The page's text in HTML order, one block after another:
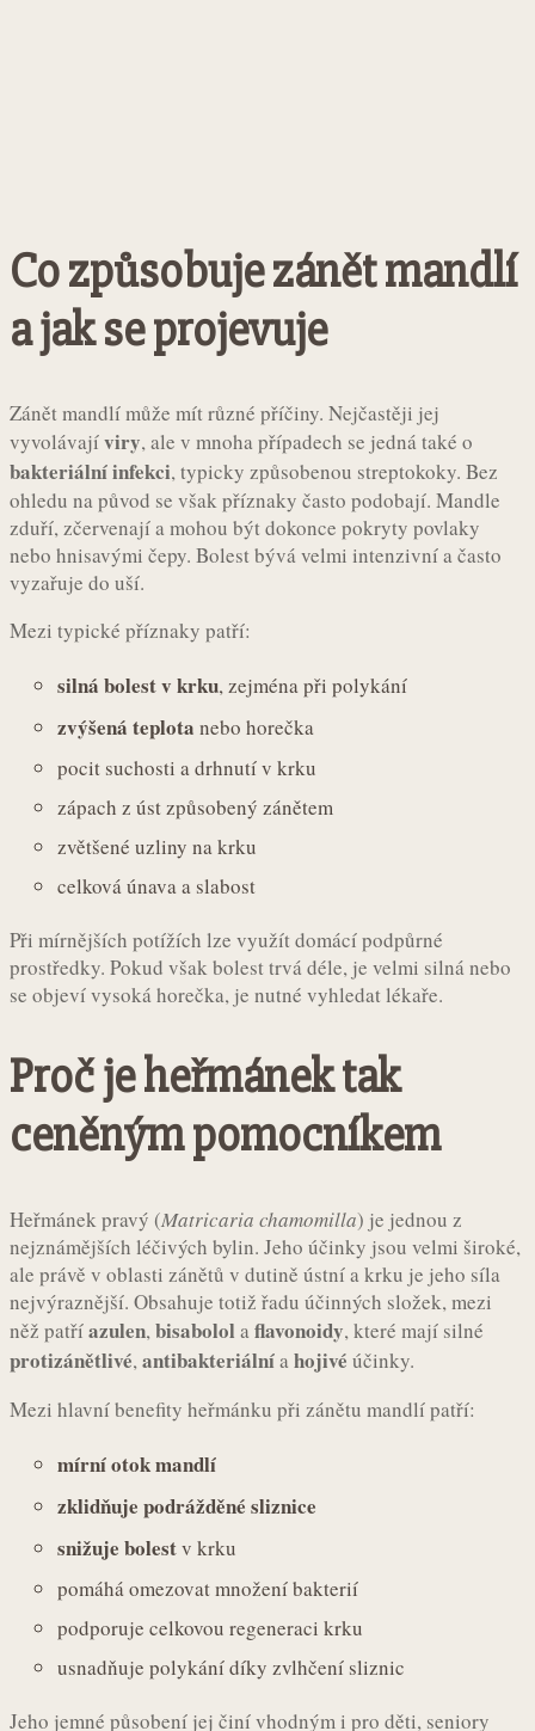
Co způsobuje zánět mandlí
a jak se projevuje
Zánět mandlí může mít různé příčiny. Nejčastěji jej
vyvolávajíviry, ale v mnoha případech se jedná také o
bakteriální infekci, typicky způsobenou streptokoky. Bez
ohledu na původ se však příznaky často podobají. Mandle
zduří, zčervenají a mohou být dokonce pokryty povlaky
nebo hnisavými čepy. Bolest bývá velmi intenzivní a často
vyzařuje do uší.
Mezi typické příznaky patří:
silná bolest v krku, zejména při polykání
zvýšená teplota nebo horečka
pocit suchosti a drhnutí v krku
zápach z úst způsobený zánětem
zvětšené uzliny na krku
celková únava a slabost
Při mírnějších potížích lze využít domácí podpůrné
prostředky. Pokud však bolest trvá déle, je velmi silná nebo
se objeví vysoká horečka, je nutné vyhledat lékaře.
Proč je heřmánek tak
ceněným pomocníkem
Heřmánek pravý (Matricaria chamomilla) je jednou z
nejznámějších léčivých bylin. Jeho účinky jsou velmi široké,
ale právě v oblasti zánětů v dutině ústní a krku je jeho síla
nejvýraznější. Obsahuje totiž řadu účinných složek, mezi
něž patříazulen, bisabolol a flavonoidy, které mají silné
protizánětlivé, antibakteriálnía hojivé účinky.
Mezi hlavní benefity heřmánku při zánětu mandlí patří:
mírní otok mandlí
zklidňuje podrážděné sliznice
snižuje bolestv krku
pomáhá omezovat množení bakterií
podporuje celkovou regeneraci krku
usnadňuje polykání díky zvlhčení sliznic
Jeho jemné působení jej činí vhodným i pro děti, seniory